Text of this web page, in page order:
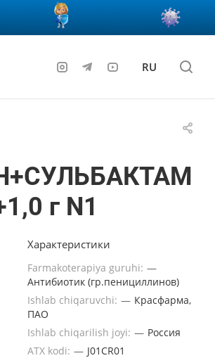
RU
г N1
Характеристики
Farmakoterapiya guruhi: —
Антибиотик (гр.пенициллинов)
Ishlab chiqaruvchi: — Красфарма,
ПАО
Ishlab chiqarilish joyi: — Россия
ATX kodi: — J01CR01